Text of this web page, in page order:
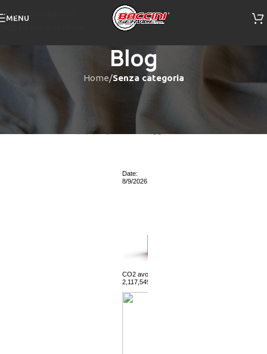
Skip to navigation
MENU
Blog
Home/Senza categoria
SENZA CATEGORIA
Green
softpc